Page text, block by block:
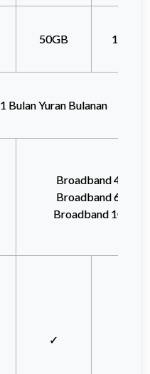
50GB 100GB
1 Bulan Yuran Bulanan
Broadband 45
Broadband 65
Broadband 105
✓